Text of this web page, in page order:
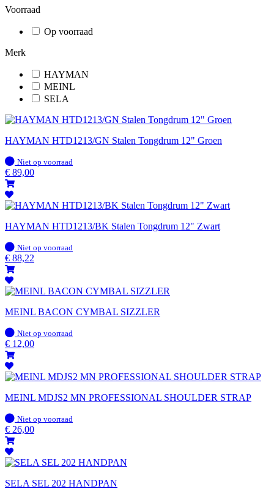
Voorraad
Op voorraad
Merk
HAYMAN
MEINL
SELA
HAYMAN HTD1213/GN Stalen Tongdrum 12" Groen
Op
voorraad
Niet op voorraad
€ 89,00
HAYMAN HTD1213/BK Stalen Tongdrum 12" Zwart
Op
voorraad
Niet op voorraad
€ 88,22
MEINL BACON CYMBAL SIZZLER
Op
voorraad
Niet op voorraad
€ 12,00
MEINL MDJS2 MN PROFESSIONAL SHOULDER STRAP
Op
voorraad
Niet op voorraad
€ 26,00
SELA SEL 202 HANDPAN